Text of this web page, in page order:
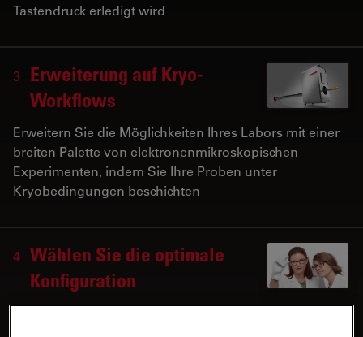
Tastendruck erledigt wird
3
Erweiterung auf Kryo-
Workflows
Erweitern Sie die Möglichkeiten Ihres Labors mit einer
breiten Palette von elektronenmikroskopischen
Experimenten, indem Sie Ihre Proben unter
Kryobedingungen beschichten
4 Wählen Sie die optimale
Konfiguration